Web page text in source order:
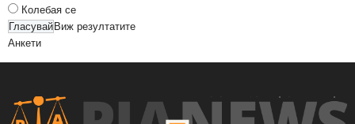
Колебая се
Виж резултатите
Анкети